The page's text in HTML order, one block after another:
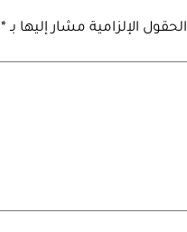
الحقول الإلزامية مشار إليها بـ*